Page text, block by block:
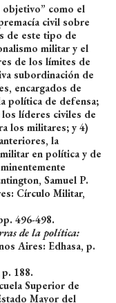
como el
civil sobre
de este tipo de
militar y el
de los límites de
subordinación de
encargados de
política de defensa;
líderes civiles de
los militares; y 4)
la
en política y de
Samuel P.
Círculo Militar,
496-498.
de la política:
Aires: Edhasa, p.
p. 188.
Superior de
Mayor del